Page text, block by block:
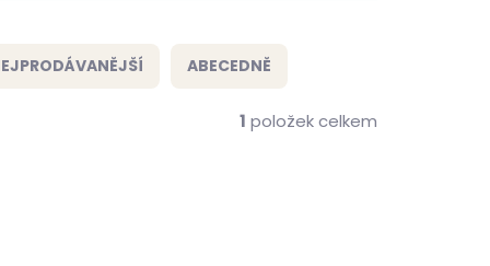
ABECEDNĚ
1 položek celkem